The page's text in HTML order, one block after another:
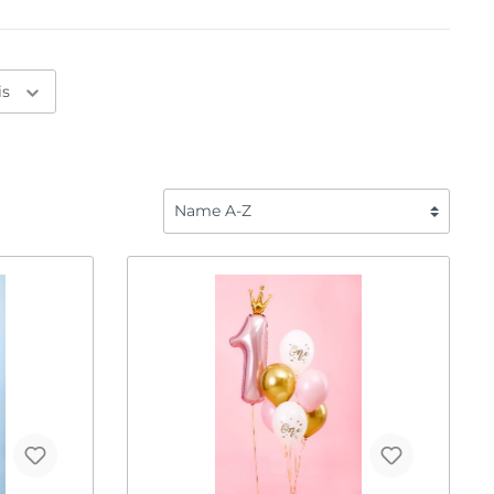
Tierwelt
Ostern
Silvester
Sommerparty
Weihnachten